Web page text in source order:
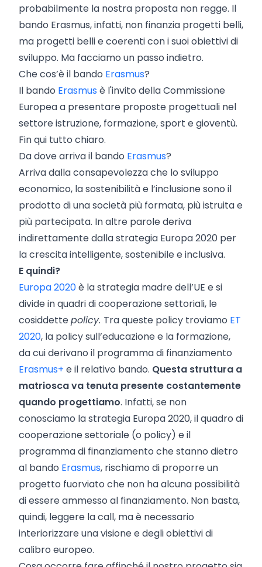
probabilmente la nostra proposta non regge. Il
bando Erasmus, infatti, non finanzia progetti belli,
ma progetti belli e coerenti con i suoi obiettivi di
sviluppo. Ma facciamo un passo indietro.
Che cos’è il bando Erasmus?
Il bando Erasmus è l'invito della Commissione
Europea a presentare proposte progettuali nel
settore istruzione, formazione, sport e gioventù.
Fin qui tutto chiaro.
Da dove arriva il bando Erasmus?
Arriva dalla consapevolezza che lo sviluppo
economico, la sostenibilità e l’inclusione sono il
prodotto di una società più formata, più istruita e
più partecipata. In altre parole deriva
indirettamente dalla strategia Europa 2020 per
la crescita intelligente, sostenibile e inclusiva.
E quindi?
Europa 2020è la strategia madre dell’UE e si
divide in quadri di cooperazione settoriali, le
cosiddettepolicy. Tra queste policy troviamo ET
2020, la policy sull’educazione e la formazione,
da cui derivano il programma di finanziamento
Erasmus+ e il relativo bando. Questa struttura a
matriosca va tenuta presente costantemente
quando progettiamo. Infatti, se non
conosciamo la strategia Europa 2020, il quadro di
cooperazione settoriale (o policy) e il
programma di finanziamento che stanno dietro
al bando Erasmus, rischiamo di proporre un
progetto fuorviato che non ha alcuna possibilità
di essere ammesso al finanziamento. Non basta,
quindi, leggere la call, ma è necessario
interiorizzare una visione e degli obiettivi di
calibro europeo.